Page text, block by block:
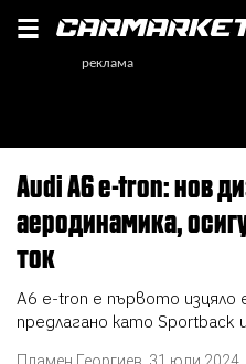
Audi A6 e-tron: нов дизайн и превъзходна
аеродинамика,
ток
А6 e-tron е първото изцяло
предлагано като Sportback